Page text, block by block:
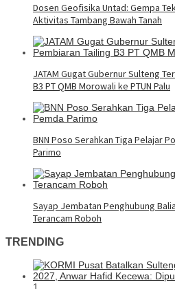
Dosen Geofisika Untad: Gempa
Aktivitas Tambang Bawah Tanah
JATAM Gugat Gubernur Sulteng
B3 PT QMB Morowali ke PTUN Palu
BNN Poso Serahkan Tiga Pelajar
Parimo
Sayap Jembatan Penghubung
Terancam Roboh
TRENDING